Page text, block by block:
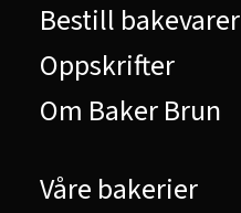
Bestill bakevarer
Oppskrifter
Om Baker Brun
Våre bakerier